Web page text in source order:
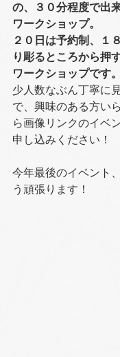
の、３０分程度で出
ワークショップ。
２０日は予約制、１
り彫るところから押
ワークショップです。
少人数なぶん丁寧に
で、興味のある方い
ら画像リンクのイベ
申し込みください！
今年最後のイベント
う頑張ります！